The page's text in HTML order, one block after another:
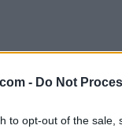
- Do Not
to opt-out of the
Mon Amour'